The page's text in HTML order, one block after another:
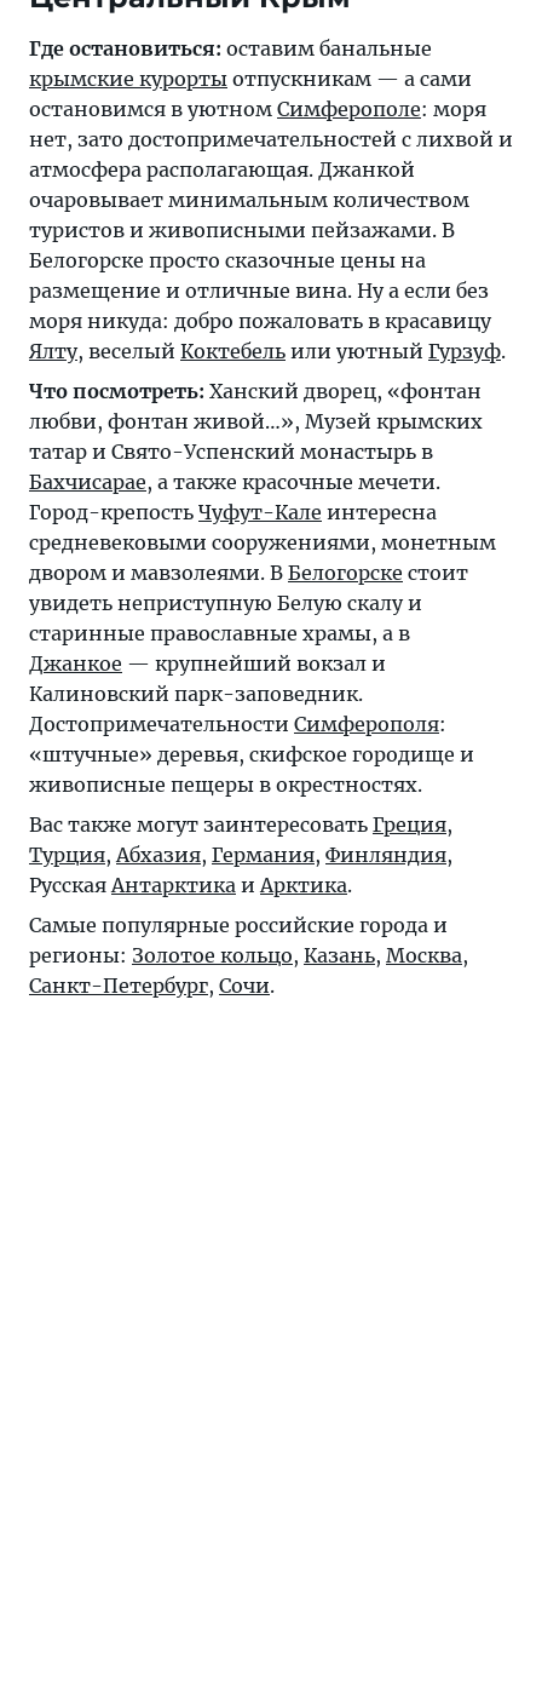
Где остановиться: оставим банальные
крымские курорты отпускникам — а сами
остановимся в уютном Симферополе: моря
нет, зато достопримечательностей с лихвой и
атмосфера располагающая. Джанкой
очаровывает минимальным количеством
туристов и живописными пейзажами. В
Белогорске просто сказочные цены на
размещение и отличные вина. Ну а если без
моря никуда: добро пожаловать в красавицу
Ялту, веселый Коктебель или уютный Гурзуф.
Что посмотреть: Ханский дворец, «фонтан
любви, фонтан живой…», Музей крымских
татар и Свято-Успенский монастырь в
Бахчисарае, а также красочные мечети.
Город-крепость Чуфут-Кале интересна
средневековыми сооружениями, монетным
двором и мавзолеями. В Белогорске стоит
увидеть неприступную Белую скалу и
старинные православные храмы, а в
Джанкое — крупнейший вокзал и
Калиновский парк-заповедник.
Достопримечательности Симферополя:
«штучные» деревья, скифское городище и
живописные пещеры в окрестностях.
Вас также могут заинтересовать Греция,
Турция, Абхазия, Германия, Финляндия,
Русская Антарктика и Арктика.
Самые популярные российские города и
регионы: Золотое кольцо, Казань, Москва,
Санкт-Петербург, Сочи.